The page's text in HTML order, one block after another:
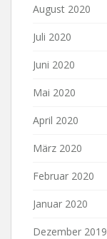
August 2020
Juli 2020
Juni 2020
Mai 2020
April 2020
März 2020
Februar 2020
Januar 2020
Dezember 2019